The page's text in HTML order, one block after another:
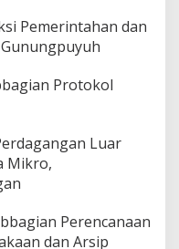
Pemerintahan dan
Protokol
Luar
Mikro,
Perencanaan
dan Arsip